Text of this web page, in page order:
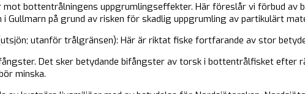
mot bottentrålningens uppgrumlingseffekter. Här föreslår vi förbud av
i Gullmarn på grund av risken för skadlig uppgrumling av partikulärt
utanför trålgränsen): Här är riktat fiske fortfarande av stor
Det sker betydande bifångster av torsk i bottentrålfisket efter
minska.